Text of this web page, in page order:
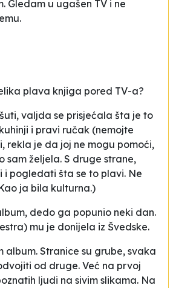
Gledam u ugašen TV i ne
plava knjiga pored TV-a?
valjda se prisjećala šta je to
i pravi ručak (nemojte
rekla je da joj ne mogu pomoći,
sam željela. S druge strane,
i pogledati šta se to plavi. Ne
ja bila kulturna.)
dedo ga popunio neki dan.
mu je donijela iz Švedske.
album. Stranice su grube, svaka
od druge. Već na prvoj
ljudi na sivim slikama. Na